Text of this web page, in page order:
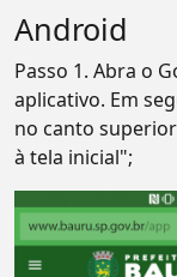
Android
Passo 1. Abra o
aplicativo. Em
no canto
à tela inicial";